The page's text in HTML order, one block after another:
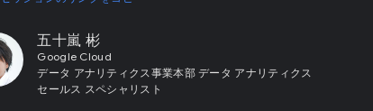
五十嵐 彬
Google Cloud
データ アナリティクス事業本部 データ アナリティクス
セールス スペシャリスト